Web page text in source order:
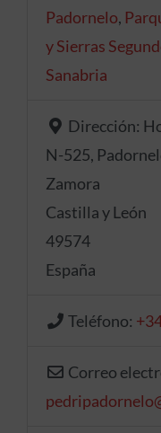
Padornelo,
y Sierras
Sanabria
Dirección:
N-525,
Zamora
Castilla y León
49574
España
Teléfono:
Correo
pedripadornelo